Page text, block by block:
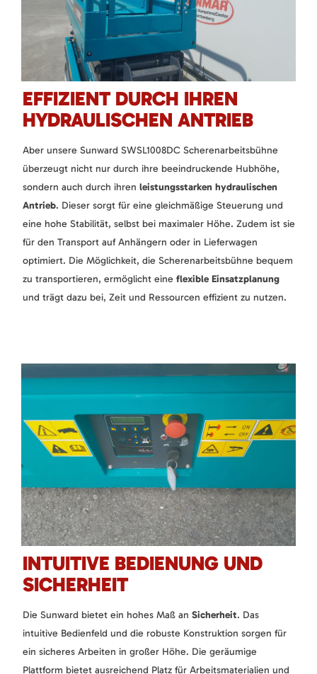
EFFIZIENT DURCH IHREN
HYDRAULISCHEN ANTRIEB
Aber unsere Sunward SWSL1008DC Scherenarbeitsbühne
überzeugt nicht nur durch ihre beeindruckende Hubhöhe,
sondern auch durch ihren leistungsstarken hydraulischen
Antrieb. Dieser sorgt für eine gleichmäßige Steuerung und
eine hohe Stabilität, selbst bei maximaler Höhe. Zudem ist sie
für den Transport auf Anhängern oder in Lieferwagen
optimiert. Die Möglichkeit, die Scherenarbeitsbühne bequem
zu transportieren, ermöglicht eine flexible Einsatzplanung
und trägt dazu bei, Zeit und Ressourcen effizient zu nutzen.
INTUITIVE BEDIENUNG UND
SICHERHEIT
Die Sunward bietet ein hohes Maß an Sicherheit. Das
intuitive Bedienfeld und die robuste Konstruktion sorgen für
ein sicheres Arbeiten in großer Höhe. Die geräumige
Plattform bietet ausreichend Platz für Arbeitsmaterialien und